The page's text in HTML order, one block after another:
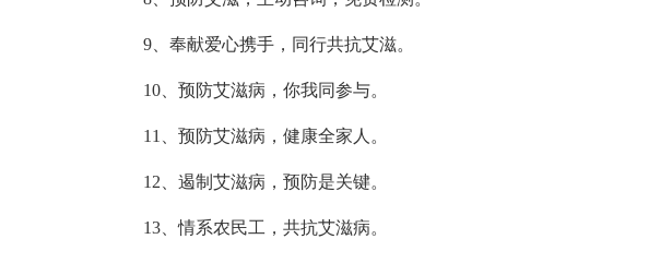
9、奉献爱心携手，同行共抗艾滋。
10、预防艾滋病，你我同参与。
11、预防艾滋病，健康全家人。
12、遏制艾滋病，预防是关键。
13、情系农民工，共抗艾滋病。